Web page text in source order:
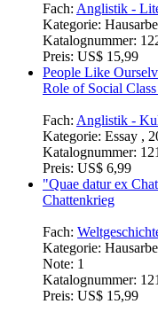
Fach: Anglistik -
Kategorie:
Katalognummer:
Preis: US$ 15,99
People Like
Role of Social
Fach: Anglistik -
Kategorie: Essay ,
Katalognummer:
Preis: US$ 6,99
"Quae datur ex
Chattenkrieg
Fach:
Kategorie:
Note: 1
Katalognummer:
Preis: US$ 15,99